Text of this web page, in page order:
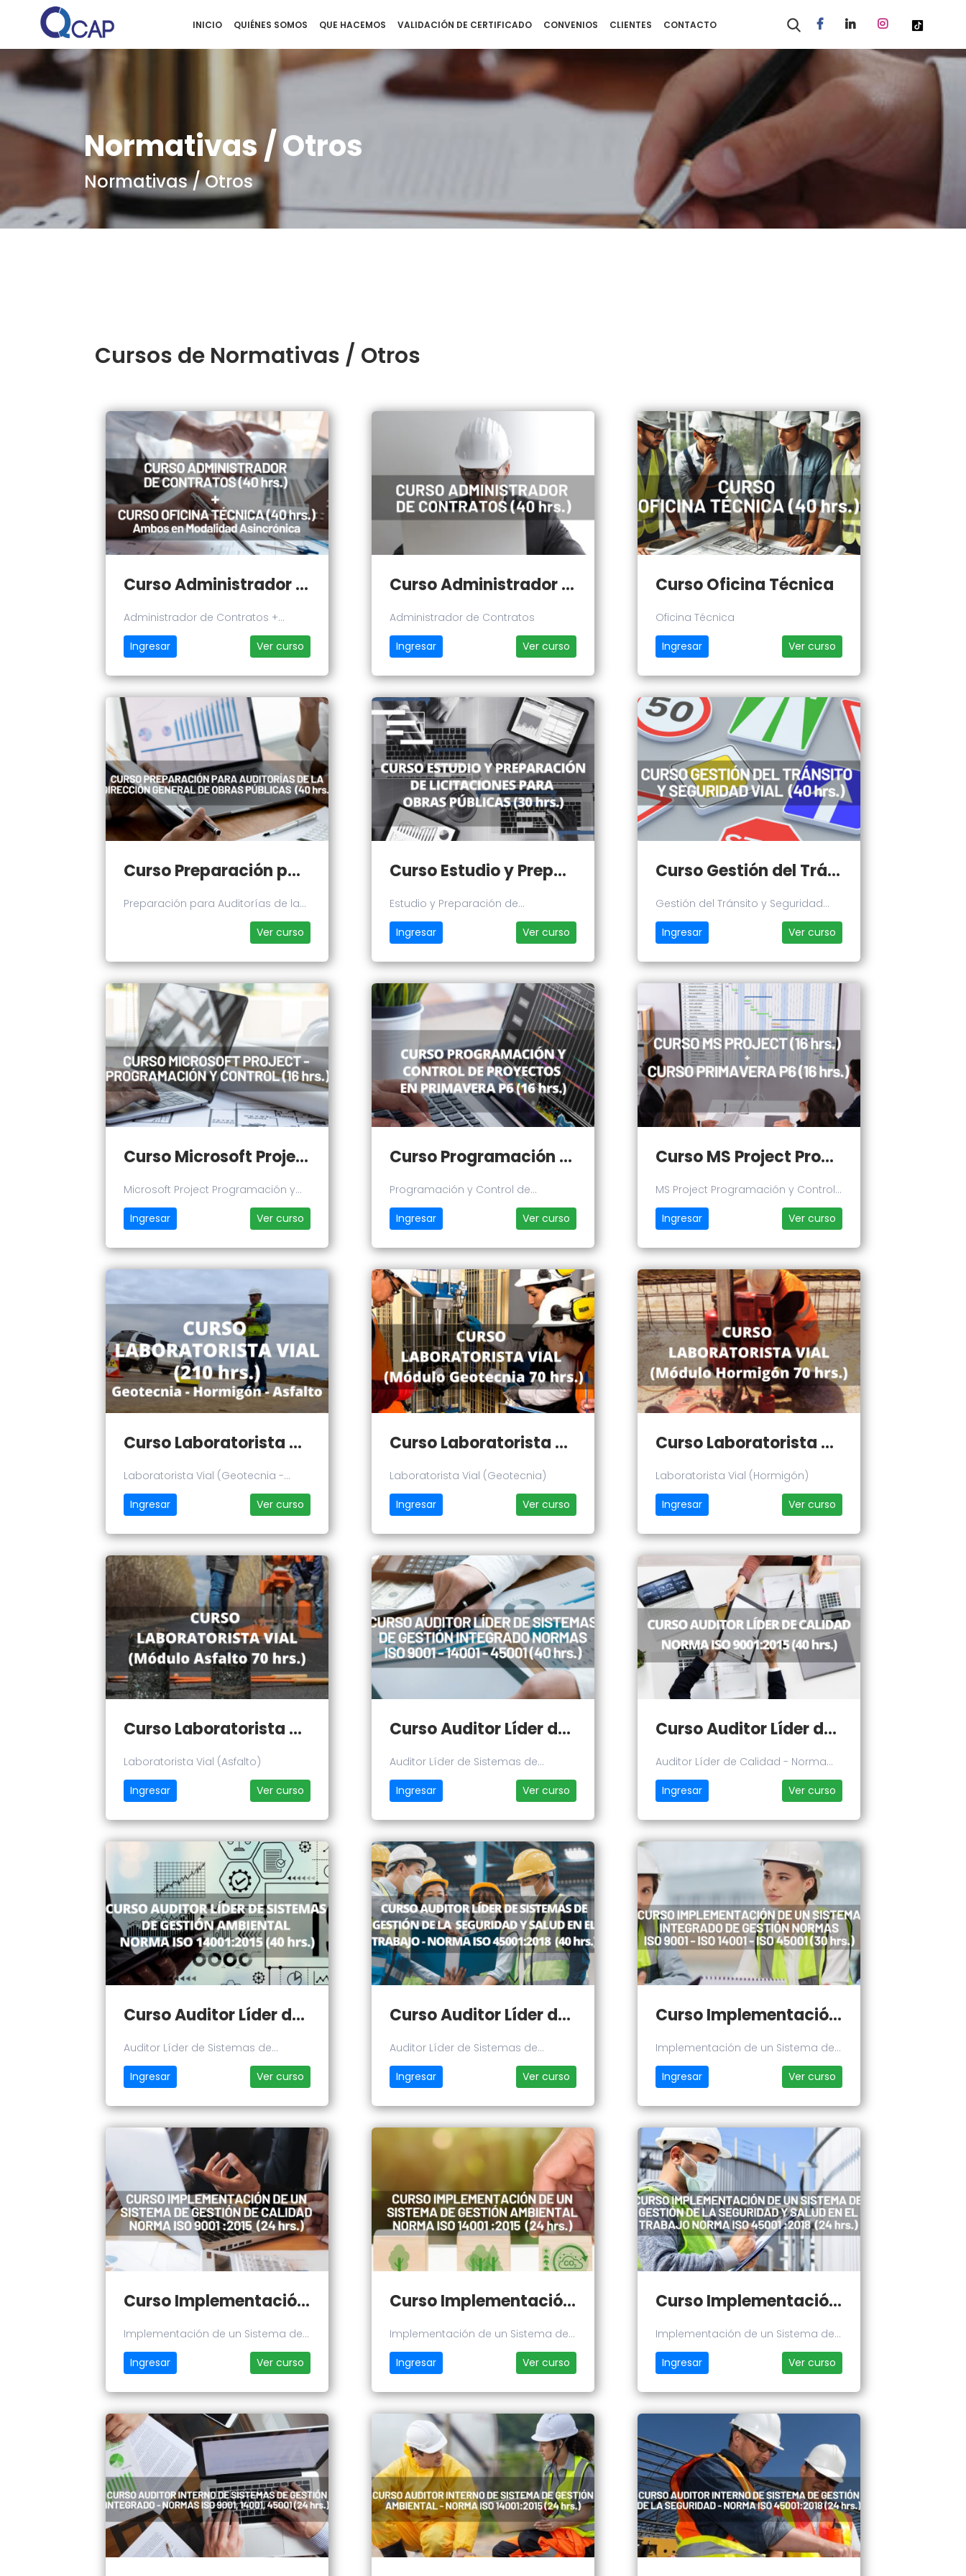
INICIO QUIÉNES SOMOS QUE HACEMOS VALIDACIÓN DE CERTIFICADO CONVENIOS CLIENTES CONTACTO
Normativas / Otros
Normativas / Otros
Cursos de Normativas / Otros
Curso Administrador de Contratos + Oficina Técnica
Administrador de Contratos +
Oficina Técnica
Ingresar Ver curso
Curso Administrador de Contratos
Administrador de Contratos
Ingresar
Ver curso
Curso Oficina Técnica
Oficina Técnica
Ingresar
Ver curso
Curso Preparación para Auditorías de la Dirección General de Obras Públicas
Preparación para Auditorías de la
Dirección General de ObrasVer curso
Curso Estudio y Preparación de Licitaciones para Obras Publicas
Estudio y Preparación de
Licitaciones para Obras Publicas
Ingresar Ver curso
Curso Gestión del Tránsito y Seguridad Vial
Gestión del Tránsito y Seguridad
Vial
Ingresar Ver curso
Curso Microsoft Project Programación y Control de Proyectos
Microsoft Project Programación y
Control de Proyectos
Ingresar Ver curso
Curso Programación y Control de Proyectos en Primavera P6
Programación y Control de
Proyectos en Primavera P6
Ingresar Ver curso
Curso MS Project Programación y Control de Proyectos + Curso Programación y Control de Proyectos en Primavera P6
MS Project Programación y Control
de Proyectos + Curso
Programación y Control de
Proyectos en Primavera P6
Ingresar Ver curso
Curso Laboratorista Vial (Geotecnia - Hormigón - Asfalto)
Laboratorista Vial (Geotecnia -
Hormigón - Asfalto)
Ingresar Ver curso
Curso Laboratorista Vial (Geotecnia)
Laboratorista Vial (Geotecnia)
Ingresar
Ver curso
Curso Laboratorista Vial (Hormigón)
Laboratorista Vial (Hormigón)
Ingresar
Ver curso
Curso Laboratorista Vial (Asfalto)
Laboratorista Vial (Asfalto)
Ingresar
Ver curso
Curso Auditor Líder de Sistemas de Gestión Integrado
Auditor Líder de Sistemas de
Gestión Integrado
Ingresar Ver curso
Curso Auditor Líder de Calidad - Norma ISO 9001:2015
Auditor Líder de Calidad - Norma
ISO 9001:2015
Ingresar Ver curso
Curso Auditor Líder de Sistemas de Gestión Ambiental Norma ISO 14001:2015
Auditor Líder de Sistemas de
Gestión Ambiental Norma ISO
14001:2015
Ingresar Ver curso
Curso Auditor Líder de Sistemas de Gestión de la Seguridad y Salud en el Trabajo - Norma 45001:2018
Auditor Líder de Sistemas de
Gestión de la Seguridad y Salud en
el Trabajo - Norma 45001:2018
Ingresar Ver curso
Curso Implementación de un Sistema de Gestión Integrado - Normas ISO 9001 - ISO 14001 - ISO 45001
Implementación de un Sistema de
Gestión Integrado - Normas ISO
9001 - ISO 14001 - ISO 45001
Ingresar Ver curso
Curso Implementación de un Sistema de Gestión de Calidad - Norma ISO 9001:2015
Implementación de un Sistema de
Gestión de Calidad - Norma ISO
9001:2015
Ingresar Ver curso
Curso Implementación de un Sistema de Gestión Ambiental - Norma 14001:2015
Implementación de un Sistema de
Gestión Ambiental - Norma
14001:2015
Ingresar Ver curso
Curso Implementación de un Sistema de Gestión de la Seguridad y Salud en el Trabajo - Norma ISO 45001:2018
Implementación de un Sistema de
Gestión de la Seguridad y Salud en
el Trabajo - Norma ISO 45001:2018
Ingresar Ver curso